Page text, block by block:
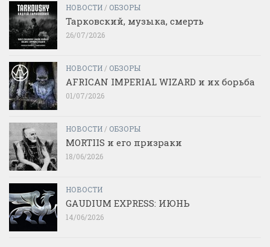
НОВОСТИ / ОБЗОРЫ
Тарковский, музыка, смерть
26/07/2026
НОВОСТИ / ОБЗОРЫ
AFRICAN IMPERIAL WIZARD и их борьба
01/07/2026
НОВОСТИ / ОБЗОРЫ
MORTIIS и его призраки
18/06/2026
НОВОСТИ
GAUDIUM EXPRESS: ИЮНЬ
14/06/2026